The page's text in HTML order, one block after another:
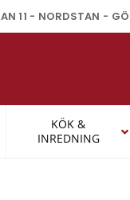
11 - NORDSTAN -
KÖK &
INREDNING